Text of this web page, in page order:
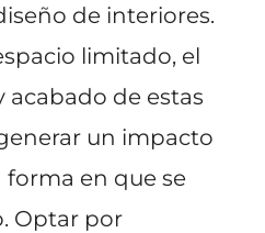
de interiores.
limitado, el
acabado de estas
un impacto
en que se
Optar por